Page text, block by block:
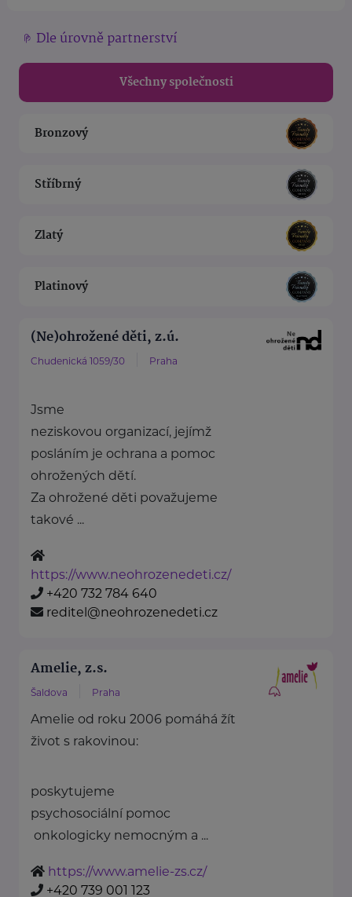
Dle úrovně partnerství
Všechny společnosti
Bronzový
Stříbrný
Zlatý
Platinový
(Ne)ohrožené děti, z.ú.
Chudenická 1059/30 Praha
Jsme
neziskovou organizací, jejímž
posláním je ochrana a pomoc
ohrožených dětí.
Za ohrožené děti považujeme
takové ...
https://www.neohrozenedeti.cz/
+420 732 784 640
reditel@neohrozenedeti.cz
Amelie, z.s.
Šaldova Praha
Amelie od roku 2006 pomáhá žít
život s rakovinou:
poskytujeme
psychosociální pomoc
onkologicky nemocným a ...
https://www.amelie-zs.cz/
+420 739 001 123